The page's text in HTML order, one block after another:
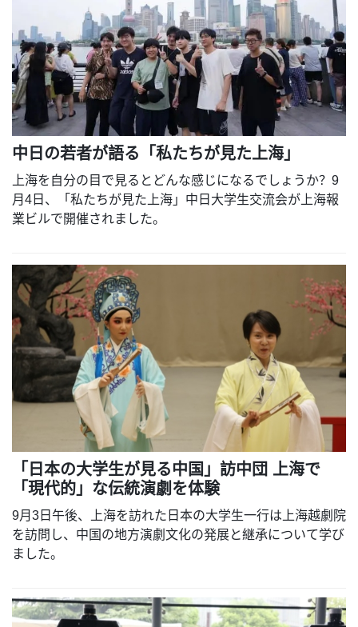
中日の若者が語る「私たちが見た上海」
上海を自分の目で見るとどんな感じになるでしょうか？9
月4日、「私たちが見た上海」中日大学生交流会が上海報
業ビルで開催されました。
「日本の大学生が見る中国」訪中団 上海で
「現代的」な伝統演劇を体験
9月3日午後、上海を訪れた日本の大学生一行は上海越劇院
を訪問し、中国の地方演劇文化の発展と継承について学び
ました。